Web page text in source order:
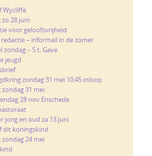
Wycliffe
28 juni
voor geloofsvrijheid
– informail in de zomer
zondag – S.t. Gave
jeugd
zondag 31 mei 10:45 inloop
31 mei
28 nov Enschede
jong en oud za 13 juni
dit koningskind
24 mei